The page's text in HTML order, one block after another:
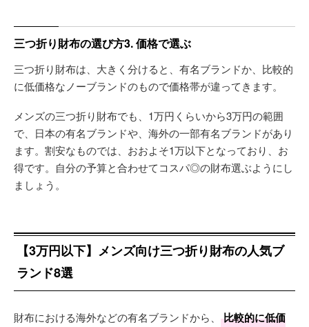
三つ折り財布の選び方3. 価格で選ぶ
三つ折り財布は、大きく分けると、有名ブランドか、比較的
に低価格なノーブランドのもので価格帯が違ってきます。
メンズの三つ折り財布でも、1万円くらいから3万円の範囲
で、日本の有名ブランドや、海外の一部有名ブランドがあり
ます。割安なものでは、おおよそ1万以下となっており、お
得です。自分の予算と合わせてコスパ◎の財布選ぶようにし
ましょう。
【3万円以下】メンズ向け三つ折り財布の人気ブ
ランド8選
財布における海外などの有名ブランドから、
比較的に低価